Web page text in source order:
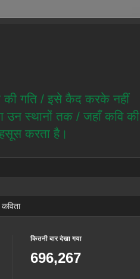
की गति / इसे कैद करके नहीं
उन स्थानों तक / जहाँ कवि की
करता है।
कितनी बार देखा गया
696,267